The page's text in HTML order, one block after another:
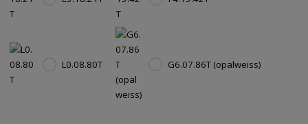
L0.08.80T G6.07.86T (opalweiss)